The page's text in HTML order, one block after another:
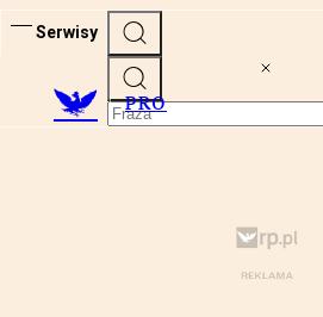
Serwisy
PRO